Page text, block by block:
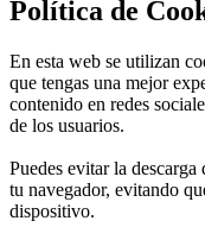
Política de
En esta web se utilizan
que tengas una mejor
contenido en redes
de los usuarios.
Puedes evitar la
tu navegador, evitando
dispositivo.